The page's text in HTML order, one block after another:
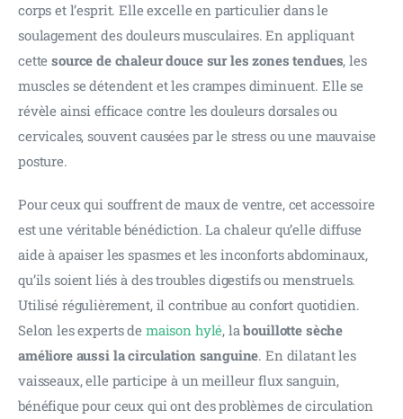
corps et l’esprit. Elle excelle en particulier dans le
soulagement des douleurs musculaires. En appliquant
cette source de chaleur douce sur les zones tendues, les
muscles se détendent et les crampes diminuent. Elle se
révèle ainsi efficace contre les douleurs dorsales ou
cervicales, souvent causées par le stress ou une mauvaise
posture.
Pour ceux qui souffrent de maux de ventre, cet accessoire
est une véritable bénédiction. La chaleur qu’elle diffuse
aide à apaiser les spasmes et les inconforts abdominaux,
qu’ils soient liés à des troubles digestifs ou menstruels.
Utilisé régulièrement, il contribue au confort quotidien.
Selon les experts de maison hylé, la bouillotte sèche
améliore aussi la circulation sanguine. En dilatant les
vaisseaux, elle participe à un meilleur flux sanguin,
bénéfique pour ceux qui ont des problèmes de circulation